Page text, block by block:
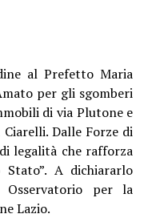
al Prefetto Maria
per gli sgomberi
di via Plutone e
Dalle Forze di
legalità che rafforza
A dichiararlo
Osservatorio per la
Lazio.